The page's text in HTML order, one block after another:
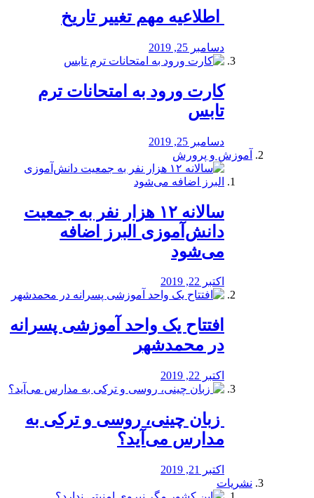
️ اطلاعیه مهم تغییر تاریخ
دسامبر 25, 2019
کارت ورود به امتحانات ترم
تابس
دسامبر 25, 2019
آموزش و پرورش
️سالانه ۱۲ هزار نفر به جمعیت
دانش‌آموزی البرز اضافه
می‌شود
اکتبر 22, 2019
افتتاح یک واحد آموزشی پسرانه
در محمدشهر
اکتبر 22, 2019
️ زبان چینی، روسی و ترکی به
مدارس می‌آید؟
اکتبر 21, 2019
نشریات